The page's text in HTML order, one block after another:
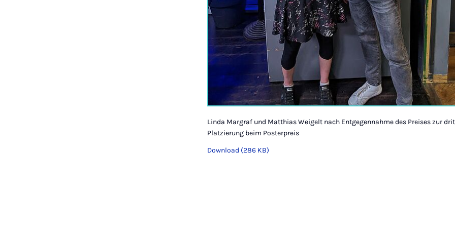
Linda Margraf und Matthias Weigelt nach Entgegennahme des Preises zur
Platzierung beim Posterpreis
Download (286 KB)